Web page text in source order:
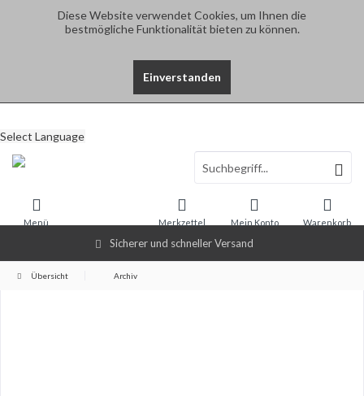
Diese Website verwendet Cookies, um Ihnen die
bestmögliche Funktionalität bieten zu können.
Einverstanden
Sicherer und schneller Versand
Select Language
Warenkorb
Merkzettel Mein Konto
Menü
Übersicht Archiv